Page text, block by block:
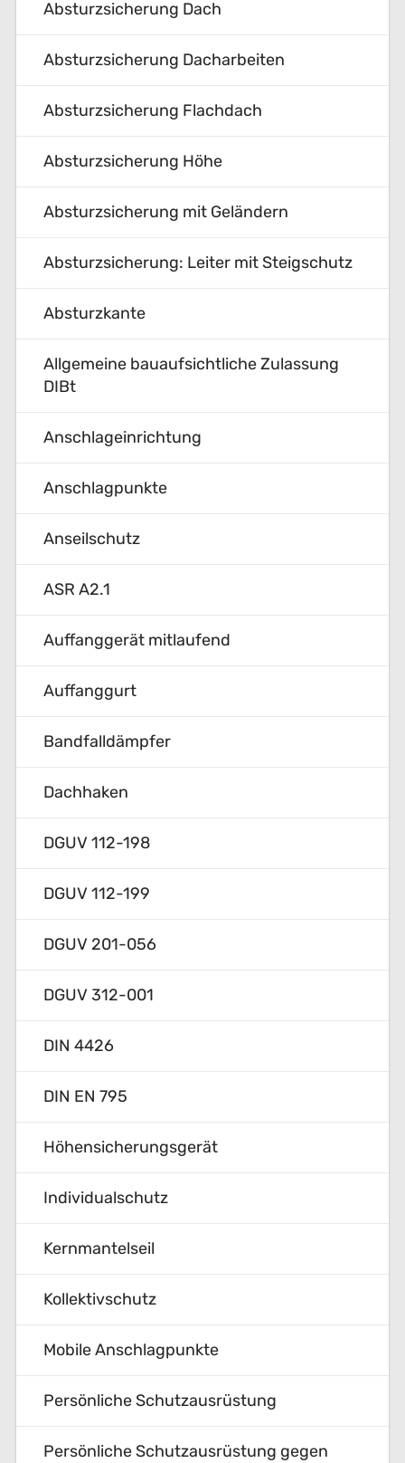
Absturz­si­cher­ung Dach
Absturz­si­cher­ung Dacharbeiten
Absturz­si­cher­ung Flachdach
Absturz­si­cher­ung Höhe
Absturz­si­cher­ung mit Geländern
Absturz­si­cher­ung: Leiter mit Steigschutz
Absturzkante
Allgemeine bauaufsichtliche Zulassung
DIBt
Anschlageinrichtung
Anschlagpunkte
Anseilschutz
ASR A2.1
Auffanggerät mitlaufend
Auffanggurt
Bandfalldämpfer
Dachhaken
DGUV 112-198
DGUV 112-199
DGUV 201-056
DGUV 312-001
DIN 4426
DIN EN 795
Höhensicherungsgerät
Individualschutz
Kernmantelseil
Kollektivschutz
Mobile Anschlagpunkte
Persönliche Schutzausrüstung
Persönliche Schutzausrüstung gegen